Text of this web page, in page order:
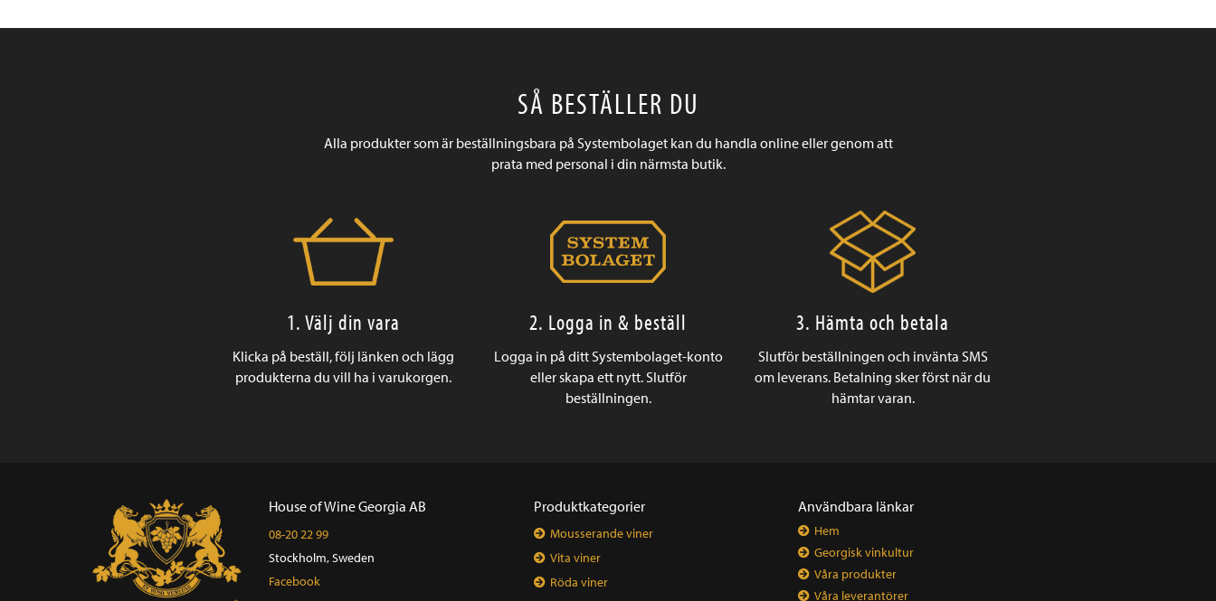
SÅ BESTÄLLER DU
Alla produkter som är beställningsbara på Systembolaget kan du handla online eller genom att
prata med personal i din närmsta butik.
1. Välj din vara
Klicka på beställ, följ länken och lägg
produkterna du vill ha i varukorgen.
2. Logga in & beställ
Logga in på ditt Systembolaget-konto
eller skapa ett nytt. Slutför
beställningen.
3. Hämta och betala
Slutför beställningen och invänta SMS
om leverans. Betalning sker först när du
hämtar varan.
House of Wine Georgia AB
08-20 22 99
Stockholm, Sweden
Facebook
Produktkategorier
Mousserande viner
Vita viner
Röda viner
Användbara länkar
Hem
Georgisk vinkultur
Våra produkter
Våra leverantörer